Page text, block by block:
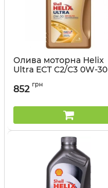
Олива моторна Helix
Ultra ECT C2/C3 0W-30
Артикул:
852 грн